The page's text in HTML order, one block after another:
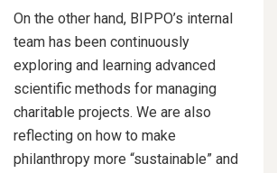
On the other hand, BIPPO’s internal
team has been continuously
exploring and learning advanced
scientific methods for managing
charitable projects. We are also
reflecting on how to make
philanthropy more “sustainable” and